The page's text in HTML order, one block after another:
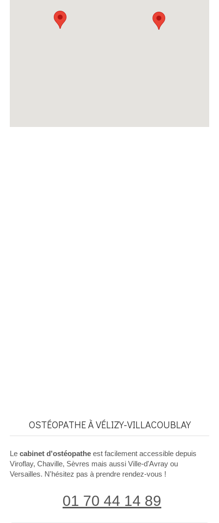
OSTÉOPATHE À VÉLIZY-VILLACOUBLAY
Le cabinet d'ostéopathe est facilement accessible depuis
Viroflay, Chaville, Sèvres mais aussi Ville-d'Avray ou
Versailles. N'hésitez pas à prendre rendez-vous !
01 70 44 14 89